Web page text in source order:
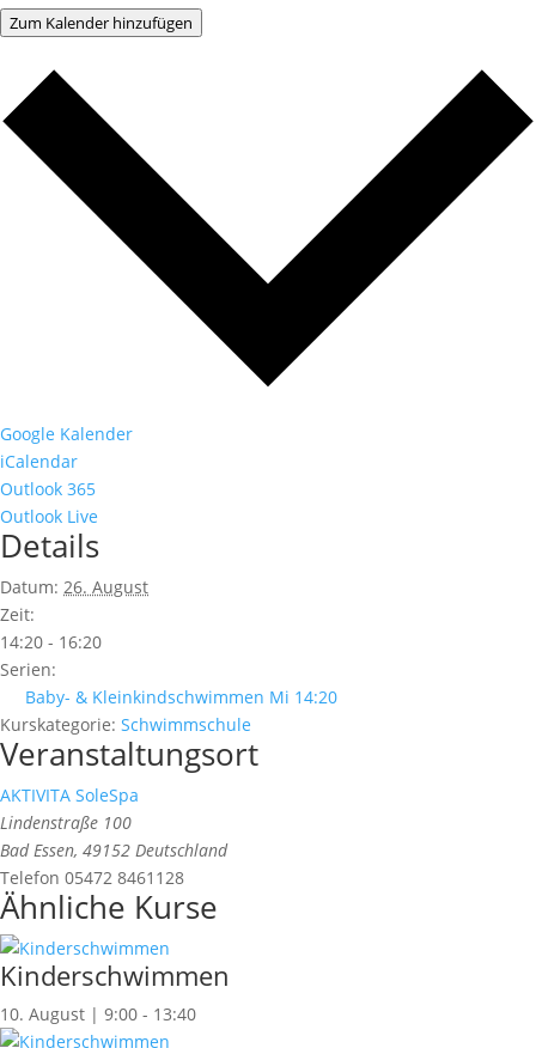
Zum Kalender hinzufügen
Google Kalender
iCalendar
Outlook 365
Outlook Live
Details
Datum: 26. August
Zeit:
14:20 - 16:20
Serien:
Baby- & Kleinkindschwimmen Mi 14:20
Kurskategorie: Schwimmschule
Veranstaltungsort
AKTIVITA SoleSpa
Lindenstraße 100
Bad Essen, 49152 Deutschland
Telefon 05472 8461128
Ähnliche Kurse
Kinderschwimmen
10. August | 9:00 - 13:40